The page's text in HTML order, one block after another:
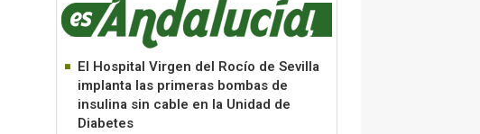
El Hospital Virgen del Rocío de Sevilla
implanta las primeras bombas de
insulina sin cable en la Unidad de
Diabetes